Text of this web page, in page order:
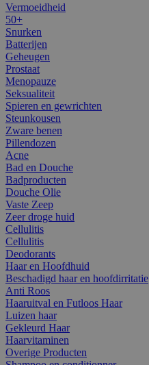
Vermoeidheid
50+
Snurken
Batterijen
Geheugen
Prostaat
Menopauze
Seksualiteit
Spieren en gewrichten
Steunkousen
Zware benen
Pillendozen
Acne
Bad en Douche
Badproducten
Douche Olie
Vaste Zeep
Zeer droge huid
Cellulitis
Cellulitis
Deodorants
Haar en Hoofdhuid
Beschadigd haar en hoofdirritatie
Anti Roos
Haaruitval en Futloos Haar
Luizen haar
Gekleurd Haar
Haarvitaminen
Overige Producten